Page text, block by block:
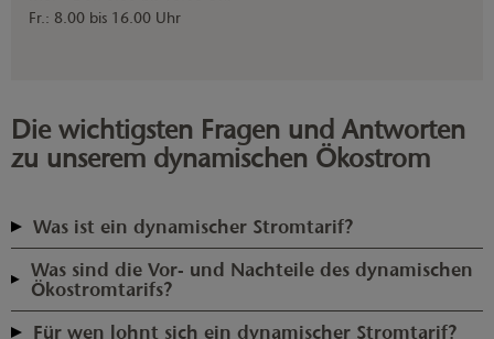
Fr.: 8.00 bis 16.00 Uhr
Die wichtigsten Fragen und Antworten
zu unserem dynamischen Ökostrom
Was ist ein dynamischer Stromtarif?
Bei einem dynamischen Stromtarif kaufen Sie Ihren Strom zu
Börsenstrompreisen ein. Anders als bei herkömmlichen Stromtarifen
zahlen Sie je Kilowattstunde (kWh) keinen festen Arbeitspreis, sondern
den aktuellen Beschaffungspreis, der europäischen Börse für
Was sind die Vor- und Nachteile des dynamischen
Ökostromtarifs?
Mit ALOIS flex können Sie unmittelbar von den Marktentwicklungen
profitieren, wenn Sie Ihren Strombedarf an die aktuellen Börsenpreise
Für wen lohnt sich ein dynamischer Stromtarif?